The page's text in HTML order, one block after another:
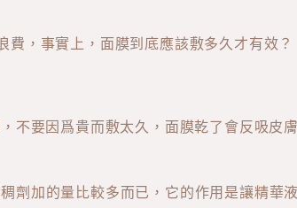
，事實上，面膜到底應該敷多久才有效？
不要因爲貴而敷太久，面膜乾了會反吸皮
劑加的量比較多而已，它的作用是讓精華